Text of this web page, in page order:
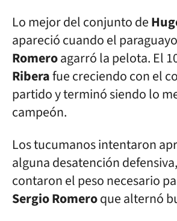
Lo mejor del conjunto de
apareció cuando el paraguayo
Romeroagarró la pelota. El
Riberafue creciendo con el
partido y terminó siendo lo
campeón.
Los tucumanos intentaron
alguna desatención
contaron el peso necesario
Sergio Romeroque alternó